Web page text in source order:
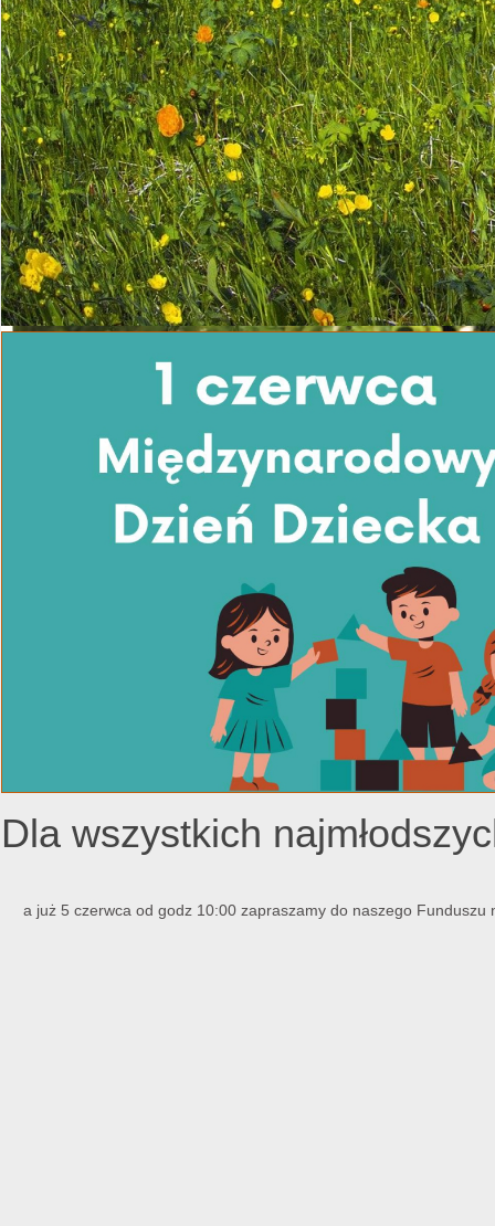
Dla wszystkich
a już 5 czerwca od godz 10:00 zapraszamy do naszego Funduszu